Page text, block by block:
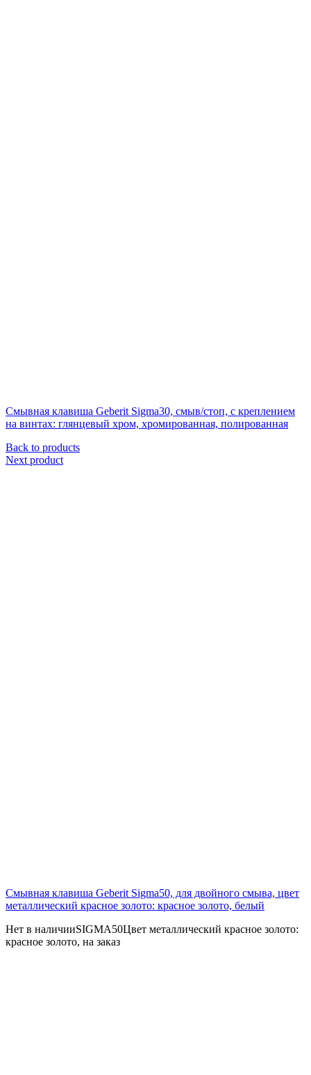
Смывная клавиша Geberit Sigma30, смыв/стоп, с креплением
на винтах: глянцевый хром, хромированная, полированная
Back to products
Next product
Смывная клавиша Geberit Sigma50, для двойного смыва, цвет
металлический красное золото: красное золото, белый
Нет в наличииSIGMA50Цвет металлический красное золото:
красное золото, на заказ